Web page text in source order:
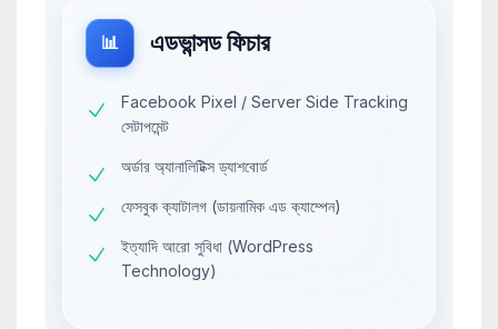
📊 এডভান্সড ফিচার
Facebook Pixel / Server Side Tracking
সেটাপমেন্ট
অর্ডার অ্যানালিটিক্স ড্যাশবোর্ড
ফেসবুক ক্যাটালগ (ডায়নামিক এড ক্যাম্পেন)
ইত্যাদি আরো সুবিধা (WordPress
Technology)